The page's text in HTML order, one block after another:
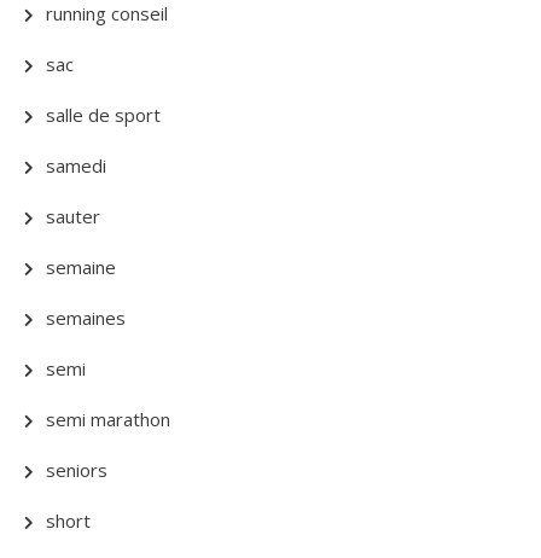
running conseil
sac
salle de sport
samedi
sauter
semaine
semaines
semi
semi marathon
seniors
short